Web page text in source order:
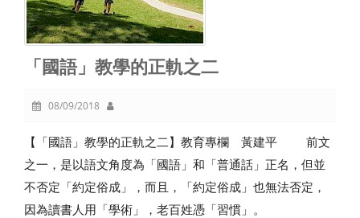
「國語」教學的正軌之二
08/09/2018
【「國語」教學的正軌之二】教育專欄 黃建平 前文
之一，是以語文角度為「國語」和「普通話」正名，但並
不否定「約定俗成」，而且，「約定俗成」也無法否定，
因為讀書人用「學術」，老百姓憑「習慣」。